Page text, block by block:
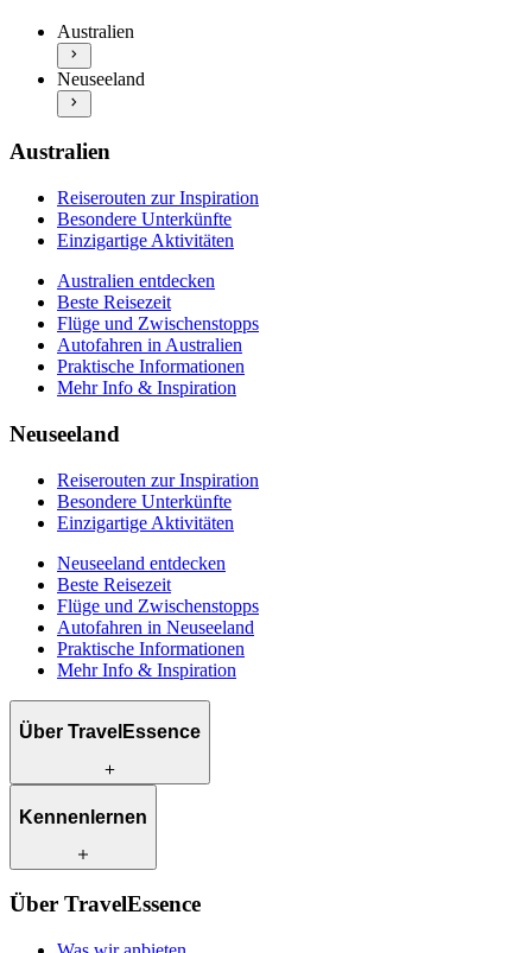
Flüge und Zwischenstopps
Autofahren in Australien
Praktische Informationen
Mehr Info & Inspiration
Einzigartige Aktivitäten
Neuseeland entdecken
Beste Reisezeit
Flüge und Zwischenstopps
Praktische Informationen
Australien
Neuseeland
Australien
Reiserouten zur Inspiration
Besondere Unterkünfte
Einzigartige Aktivitäten
Australien entdecken
Beste Reisezeit
Flüge und Zwischenstopps
Autofahren in Australien
Praktische Informationen
Mehr Info & Inspiration
Neuseeland
Reiserouten zur Inspiration
Besondere Unterkünfte
Einzigartige Aktivitäten
Neuseeland entdecken
Beste Reisezeit
Flüge und Zwischenstopps
Autofahren in Neuseeland
Praktische Informationen
Mehr Info & Inspiration
Über TravelEssence
Was wir anbieten
Was uns einzigartig macht
Klimabewusst reisen
Kontakt
Kennenlernen
Unsere Reiseexperten
Unsere Kunden
Über TravelEssence